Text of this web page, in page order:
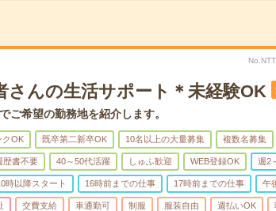
さんの生活サポート＊未経験OK
希望の勤務地を紹介します。
クOK 既卒第二新卒OK 10名以上の大量募集 複数名募集
歴書不要 40～50代活躍 しゅふ歓迎 WEB登録OK 週2
時以降スタート 16時前までの仕事 17時前までの仕事 午
交費支給 車通勤可 制服 服装自由 週払いOK